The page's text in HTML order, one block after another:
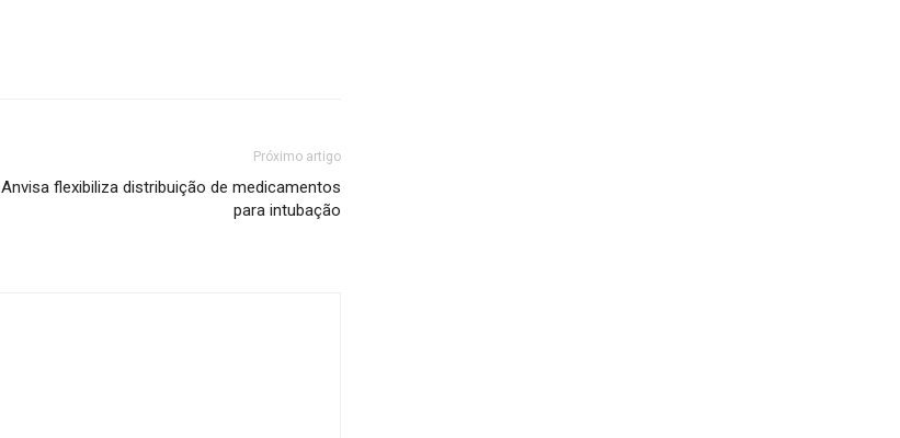
Próximo artigo
Anvisa flexibiliza distribuição de medicamentos
para intubação